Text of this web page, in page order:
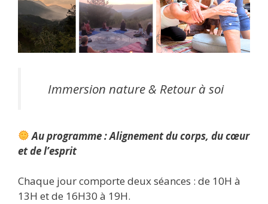
Immersion nature & Retour à soi
Au programme : Alignement du corps, du cœur
et de l’esprit
Chaque jour comporte deux séances : de 10H à
13H et de 16H30 à 19H.